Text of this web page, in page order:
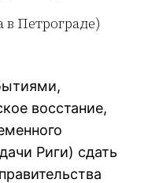
в Петрограде)
восстание,
Риги) сдать